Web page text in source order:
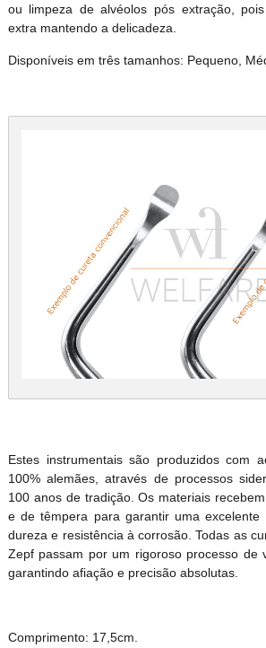
ou limpeza de alvéolos pós extração,
extra mantendo a delicadeza.
Disponíveis em três tamanhos: Pequeno,
Estes instrumentais são produzidos com
100% alemães, através de processos
100 anos de tradição. Os materiais
e de têmpera para garantir uma excelente
dureza e resistência à corrosão. Todas as
Zepf passam por um rigoroso processo de
garantindo afiação e precisão absolutas.
Comprimento: 17,5cm.